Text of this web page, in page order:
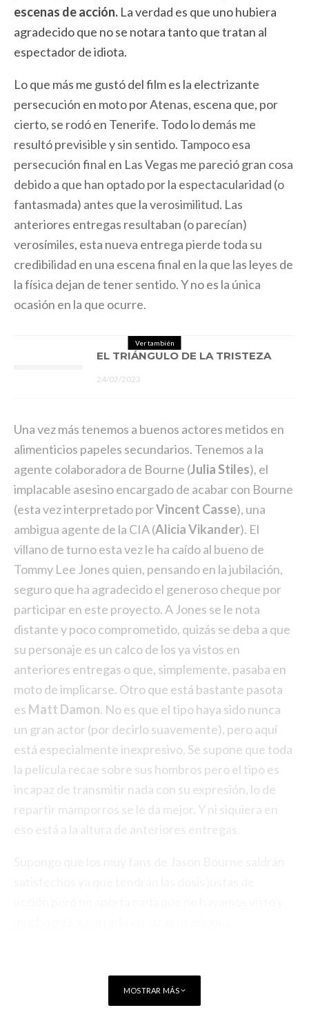
escenas de acción. La verdad es que uno hubiera
agradecido que no se notara tanto que tratan al
espectador de idiota.
Lo que más me gustó del film es la electrizante
persecución en moto por Atenas, escena que, por
cierto, se rodó en Tenerife. Todo lo demás me
resultó previsible y sin sentido. Tampoco esa
persecución final en Las Vegas me pareció gran cosa
debido a que han optado por la espectacularidad (o
fantasmada) antes que la verosimilitud. Las
anteriores entregas resultaban (o parecían)
verosímiles, esta nueva entrega pierde toda su
credibilidad en una escena final en la que las leyes de
la física dejan de tener sentido. Y no es la única
ocasión en la que ocurre.
Ver también
EL TRIÁNGULO DE LA TRISTEZA
24/02/2023
Una vez más tenemos a buenos actores metidos en
alimenticios papeles secundarios. Tenemos a la
agente colaboradora de Bourne (Julia Stiles), el
implacable asesino encargado de acabar con Bourne
(esta vez interpretado porVincent Casse), una
ambigua agente de la CIA (Alicia Vikander). El
villano de turno esta vez le ha caído al bueno de
Tommy Lee Jones quien, pensando en la jubilación,
seguro que ha agradecido el generoso cheque por
participar en este proyecto. A Jones se le nota
distante y poco comprometido, quizás se deba a que
su personaje es un calco de los ya vistos en
anteriores entregas o que, simplemente, pasaba en
moto de implicarse. Otro que está bastante pasota
es Matt Damon. No es que el tipo haya sido nunca
un gran actor (por decirlo suavemente), pero aquí
está especialmente inexpresivo. Se supone que toda
la película recae sobre sus hombros pero el tipo es
incapaz de transmitir nada con su expresión, lo de
repartir mamporros se le da mejor. Y ni siquiera en
eso está a la altura de anteriores entregas.
MOSTRAR MÁS